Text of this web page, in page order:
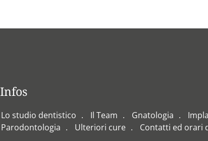
Infos
Lo studio dentistico Il Team Gnatologia
Parodontologia
Ulteriori cure Contatti ed orari